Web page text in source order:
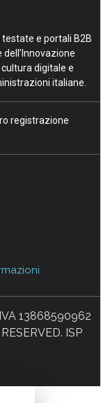
e portali B2B
digitale e
italiane.
registrazione
13868590962
ISP